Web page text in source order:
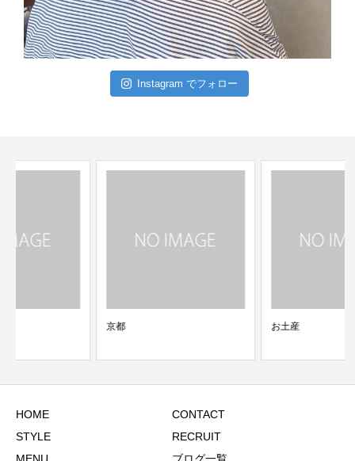
Instagram でフォロー
HOME
STYLE
MENU
CONTACT
RECRUIT
ブログ一覧